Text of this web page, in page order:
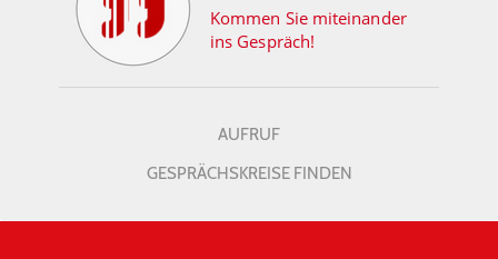
Kommen Sie miteinander
ins Gespräch!
AUFRUF
GESPRÄCHSKREISE FINDEN